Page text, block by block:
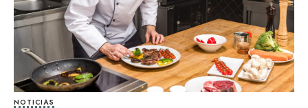
NOTICIAS